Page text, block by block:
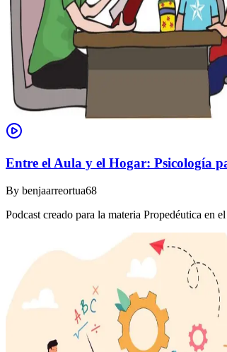
Entre el Aula y el Hogar: Psicología
By benjaarreortua68
Podcast creado para la materia Propedéutica en